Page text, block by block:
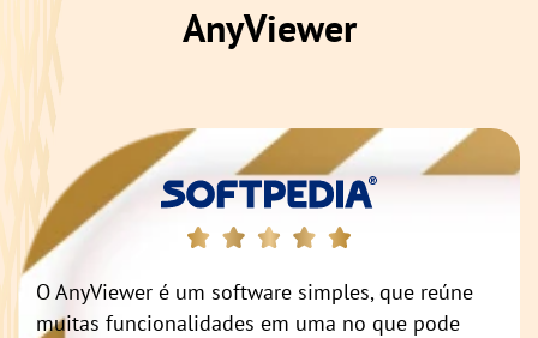
AnyViewer
O AnyViewer é um software simples, que reúne
muitas funcionalidades em uma no que pode